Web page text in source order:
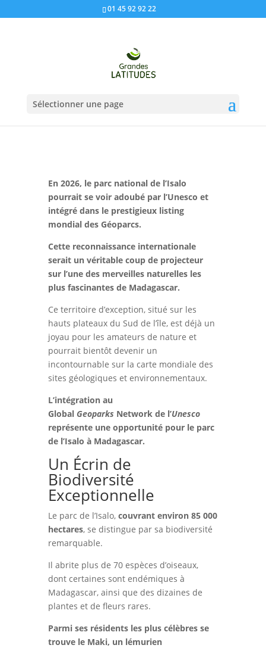
01 45 92 92 22
Sélectionner une page
En 2026, le parc national de l’Isalo
pourrait se voir adoubé par l’Unesco et
intégré dans le prestigieux listing
mondial des Géoparcs.
Cette reconnaissance internationale
serait un véritable coup de projecteur
sur l’une des merveilles naturelles les
plus fascinantes de Madagascar.
Ce territoire d’exception, situé sur les
hauts plateaux du Sud de l’île, est déjà un
joyau pour les amateurs de nature et
pourrait bientôt devenir un
incontournable sur la carte mondiale des
sites géologiques et environnementaux.
L’intégration au
Global Geoparks Network de l’Unesco
représente une opportunité pour le parc
de l’Isalo à Madagascar.
Un Écrin de
Biodiversité
Exceptionnelle
Le parc de l’Isalo, couvrant environ 85 000
hectares, se distingue par sa biodiversité
remarquable.
Il abrite plus de 70 espèces d’oiseaux,
dont certaines sont endémiques à
Madagascar, ainsi que des dizaines de
plantes et de fleurs rares.
Parmi ses résidents les plus célèbres se
trouve le Maki, un lémurien